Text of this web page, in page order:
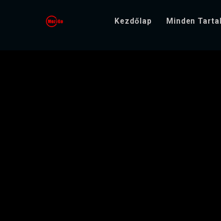
Kezdőlap Minden